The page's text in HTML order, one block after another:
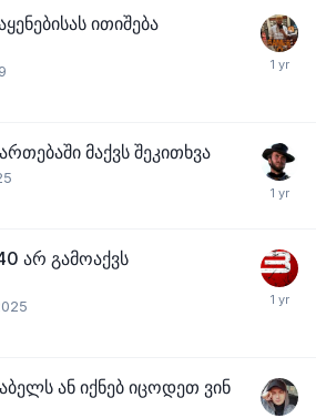
ითიშება
მაქვს შეკითხვა
არ გამოაქვს
ან იქნებ იცოდეთ ვინ